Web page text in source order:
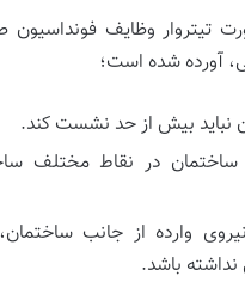
تیتروار وظایف فونداسیون
آورده شده است؛
نباید بیش از حد نشست کند.
در نقاط مختلف
وارده از جانب
باشد.